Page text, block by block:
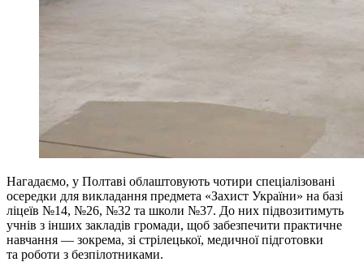
Нагадаємо, у Полтаві облаштовують чотири спеціалізовані
осередки для викладання предмета «Захист України» на базі
ліцеїв №14, №26, №32 та школи №37. До них підвозитимуть
учнів з інших закладів громади, щоб забезпечити практичне
навчання — зокрема, зі стрілецької, медичної підготовки
та роботи з безпілотниками.